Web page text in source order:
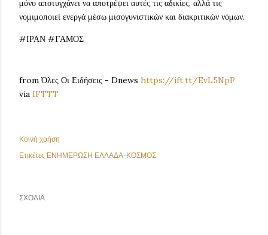
μόνο αποτυγχάνει να αποτρέψει αυτές τις αδικίες, αλλά τις
νομιμοποιεί ενεργά μέσω μισογυνιστικών και διακριτικών νόμων.
#ΙΡΑΝ #ΓΑΜΟΣ
from Όλες Οι Ειδήσεις - Dnews https://ift.tt/EvL5NpP
via IFTTT
Κοινή χρήση
Ετικέτες ΕΝΗΜΕΡΩΣΗ ΕΛΛΑΔΑ-ΚΟΣΜΟΣ
ΣΧΌΛΙΑ